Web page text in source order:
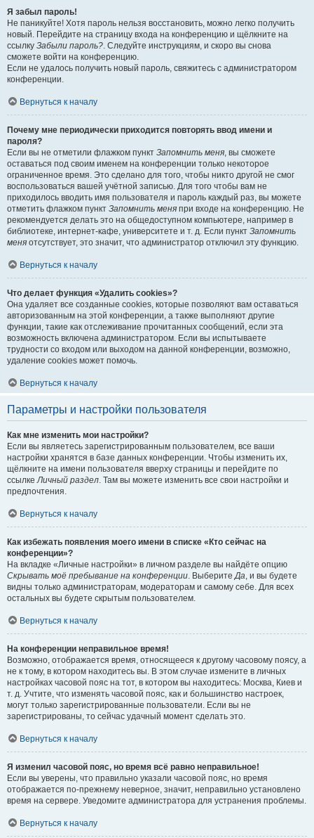
Я забыл пароль!
Не паникуйте! Хотя пароль нельзя восстановить, можно легко получить
новый. Перейдите на страницу входа на конференцию и щёлкните на
ссылку Забыли пароль?. Следуйте инструкциям, и скоро вы снова
сможете войти на конференцию.
Если не удалось получить новый пароль, свяжитесь с администратором
конференции.
Вернуться к началу
Почему мне периодически приходится повторять ввод имени и
пароля?
Если вы не отметили флажком пункт Запомнить меня, вы сможете
оставаться под своим именем на конференции только некоторое
ограниченное время. Это сделано для того, чтобы никто другой не смог
воспользоваться вашей учётной записью. Для того чтобы вам не
приходилось вводить имя пользователя и пароль каждый раз, вы можете
отметить флажком пункт Запомнить меня при входе на конференцию. Не
рекомендуется делать это на общедоступном компьютере, например в
библиотеке, интернет-кафе, университете и т. д. Если пункт Запомнить
меня отсутствует, это значит, что администратор отключил эту функцию.
Вернуться к началу
Что делает функция «Удалить cookies»?
Она удаляет все созданные cookies, которые позволяют вам оставаться
авторизованным на этой конференции, а также выполняют другие
функции, такие как отслеживание прочитанных сообщений, если эта
возможность включена администратором. Если вы испытываете
трудности со входом или выходом на данной конференции, возможно,
удаление cookies может помочь.
Вернуться к началу
Параметры и настройки пользователя
Как мне изменить мои настройки?
Если вы являетесь зарегистрированным пользователем, все ваши
настройки хранятся в базе данных конференции. Чтобы изменить их,
щёлкните на имени пользователя вверху страницы и перейдите по
ссылкеЛичный раздел. Там вы можете изменить все свои настройки и
предпочтения.
Вернуться к началу
Как избежать появления моего имени в списке «Кто сейчас на
конференции»?
На вкладке «Личные настройки» в личном разделе вы найдёте опцию
Скрывать моё пребывание на конференции. ВыберитеДа, и вы будете
видны только администраторам, модераторам и самому себе. Для всех
остальных вы будете скрытым пользователем.
Вернуться к началу
На конференции неправильное время!
Возможно, отображается время, относящееся к другому часовому поясу, а
не к тому, в котором находитесь вы. В этом случае измените в личных
настройках часовой пояс на тот, в котором вы находитесь: Москва, Киев и
т. д. Учтите, что изменять часовой пояс, как и большинство настроек,
могут только зарегистрированные пользователи. Если вы не
зарегистрированы, то сейчас удачный момент сделать это.
Вернуться к началу
Я изменил часовой пояс, но время всё равно неправильное!
Если вы уверены, что правильно указали часовой пояс, но время
отображается по-прежнему неверное, значит, неправильно установлено
время на сервере. Уведомите администратора для устранения проблемы.
Вернуться к началу